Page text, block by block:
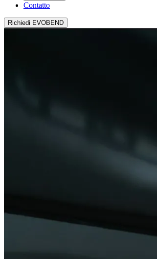
Contatto
Richiedi EVOBEND